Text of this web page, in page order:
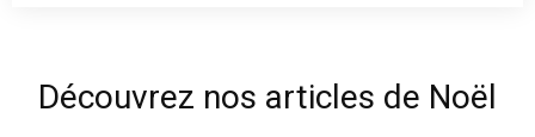
Découvrez nos articles de Noël